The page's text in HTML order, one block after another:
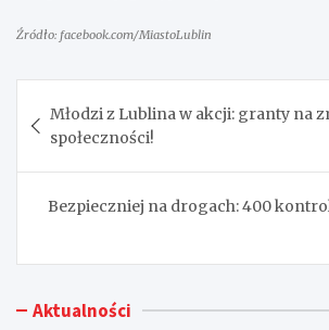
Źródło: facebook.com/MiastoLublin
wpisu
Młodzi z Lublina w akcji: granty na
społeczności!
Bezpieczniej na drogach: 400
Aktualności